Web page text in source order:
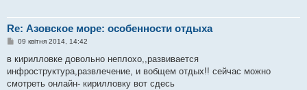
Re: Азовское море: особенности отдыха
П
в
д
о
09 квітня 2014, 14:42
в кирилловке довольно неплохо,,развивается
инфроструктура,развлечение, и вобщем отдых!! сейчас можно
смотреть онлайн- кирилловку вот сдесь